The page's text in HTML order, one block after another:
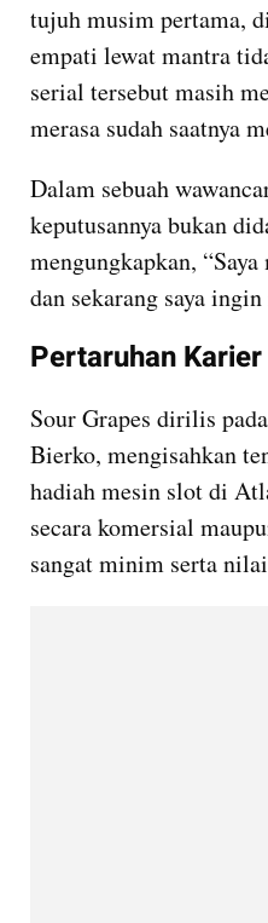
tujuh musim pertama,
empati lewat mantra
serial tersebut masih
merasa sudah saatnya
Dalam sebuah
keputusannya bukan
mengungkapkan,
dan sekarang saya
Pertaruhan
Sour Grapes dirilis
Bierko, mengisahkan
hadiah mesin slot di
secara komersial
sangat minim serta